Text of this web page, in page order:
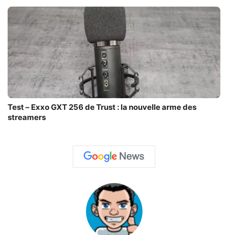
Test – Exxo GXT 256 de Trust : la nouvelle arme des
streamers